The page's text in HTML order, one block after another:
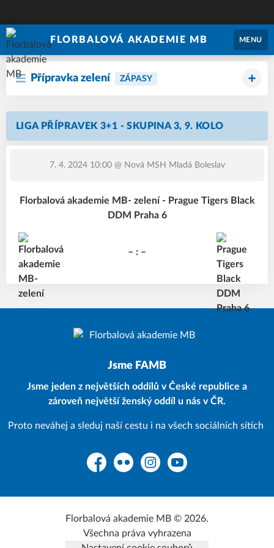
FLORBALOVÁ AKADEMIE MB MENU
Přípravka zelení ZÁPASY
LIGA PŘÍPRAVEK 3+1 - SKUPINA 3, 9. KOLO
7. 4. 2024 10:00@ Nová MSH Mladá Boleslav
Florbalová akademie MB- zelení - Prague Tigers Black
DDM Praha 6
– : –
Jsme FAMB
Jsme jeden z největších oddílů v České republice a
zároveň největší ženský oddíl u nás v ČR.
Proto neváhej a sleduj naší cestu i na všech sociálních sítích
FacebookFlickr InstagramYouTube
Florbalová akademie MB © 2026.
Všechna práva vyhrazena